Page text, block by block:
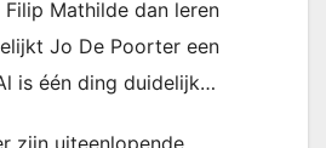
Filip Mathilde dan leren
Jo De Poorter een
is één ding duidelijk…
zijn uiteenlopende